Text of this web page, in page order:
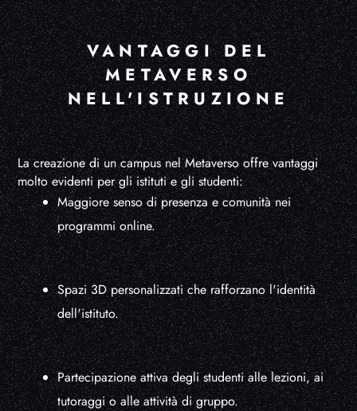
VANTAGGI DEL
METAVERSO
NELL'ISTRUZIONE
La creazione di un campus nel Metaverso offre vantaggi
molto evidenti per gli istituti e gli studenti:
Maggiore senso di presenza e comunità nei
programmi online.
Spazi 3D personalizzati che rafforzano l'identità
dell'istituto.
Partecipazione attiva degli studenti alle lezioni, ai
tutoraggi o alle attività di gruppo.